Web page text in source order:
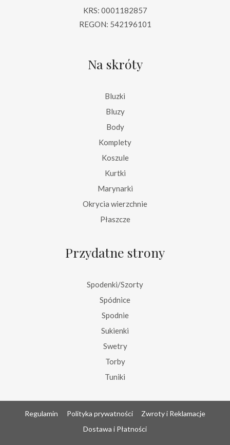
KRS: 0001182857
REGON: 542196101
Na skróty
Bluzki
Bluzy
Body
Komplety
Koszule
Kurtki
Marynarki
Okrycia wierzchnie
Płaszcze
Przydatne strony
Spodenki/Szorty
Spódnice
Spodnie
Sukienki
Swetry
Torby
Tuniki
Regulamin Polityka prywatności
Zwroty i Reklamacje
Dostawa i Płatności